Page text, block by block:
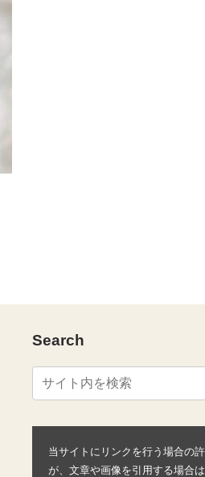
Search
当サイトにリンクを行う場合の
が、文章や画像を引用する場合